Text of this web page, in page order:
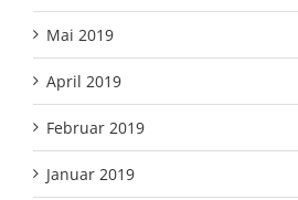
Mai 2019
April 2019
Februar 2019
Januar 2019